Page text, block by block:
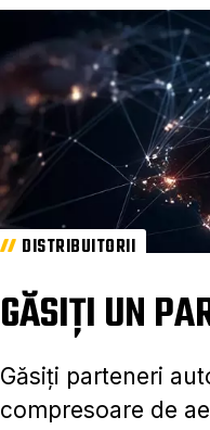
DISTRIBUITORII
GĂSIȚI UN
Găsiți parteneri
compresoare de